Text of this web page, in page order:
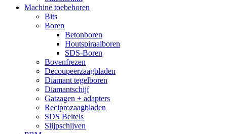
Machine toebehoren
Bits
Boren
Betonboren
Houtspiraalboren
SDS-Boren
Bovenfrezen
Decoupeerzaagbladen
Diamant tegelboren
Diamantschijf
Gatzagen + adapters
Reciprozaagbladen
SDS Beitels
Slijpschijven